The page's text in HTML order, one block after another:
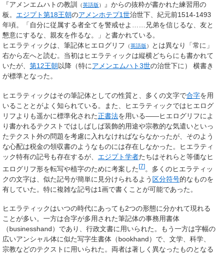
『アメンエムハトの教訓 （英語版 ）
』からの抜粋が書かれた練習用の
板。 エジプト第18王朝のアメンホテプ1世治世下、紀元前1514-1493
年頃。「自分に従属する者全てを警戒せよ……兄弟を信じるな、友と
懇意にするな、親友を作るな。」と書かれている。
ヒエラティックは、 筆記体ヒエログリフ （英語版 ）
とは異なり「常に」
右から左へと読む。当初はヒエラティックは縦横どちらにも書かれて
いたが、 第12王朝以降（特にアメンエムハト3世の治世下に） 横書き
が標準となった。
ヒエラティックはその筆記体としての性質と、多くの文字で合字を用
いることとがよく知られている。また、ヒエラティックではヒエログ
リフよりも遥かに標準化された正書法を用いる――ヒエログリフによ
り書かれるテクストではしばしば装飾的用途や宗教的な気遣いといっ
たテクスト外の問題を考慮に入れなければならなかったが、そのよう
な心配は税金の領収書のようなものには存在しなかった。ヒエラティ
ック特有の記号も存在するが、 エジプト学者たちはそれらと等価なヒ
エログリフ形を転写や植字のために考案した[7]。多くのヒエラティッ
クの文字は、似た記号が簡単に見分けられるよう 区分符号的なものを
有していた。特に複雑な記号は1画で書くことが可能であった。
ヒエラティックはいつの時代にあっても2つの形態に分かれて現れる
ことが多い。一方は合字が多用された筆記体の事務用書体
（businesshand）であり、行政文書に用いられた。もう一方は字幅の
広いアンシャル体に似た写字生書体（bookhand）で、文学、科学、
宗教などのテクストに用いられた。両者は著しく異なったものとなる